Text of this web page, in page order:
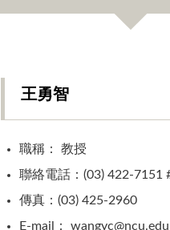
王勇智
職稱： 教授
聯絡電話：(03) 422-7151
傳真：(03) 425-2960
E-mail：